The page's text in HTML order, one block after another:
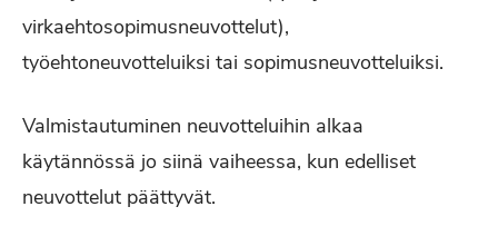
virkaehtosopimusneuvottelut),
työehtoneuvotteluiksi tai sopimusneuvotteluiksi.
Valmistautuminen neuvotteluihin alkaa
käytännössä jo siinä vaiheessa, kun edelliset
neuvottelut päättyvät.